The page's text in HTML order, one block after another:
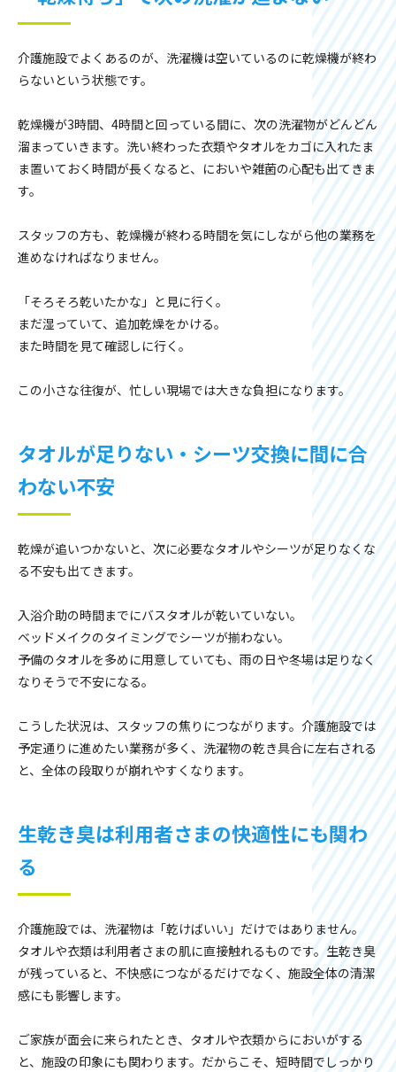
介護施設でよくあるのが、洗濯機は空いているのに乾燥機が終わ
らないという状態です。
乾燥機が3時間、4時間と回っている間に、次の洗濯物がどんどん
溜まっていきます。洗い終わった衣類やタオルをカゴに入れたま
ま置いておく時間が長くなると、においや雑菌の心配も出てきま
す。
スタッフの方も、乾燥機が終わる時間を気にしながら他の業務を
進めなければなりません。
「そろそろ乾いたかな」と見に行く。
まだ湿っていて、追加乾燥をかける。
また時間を見て確認しに行く。
この小さな往復が、忙しい現場では大きな負担になります。
タオルが足りない・シーツ交換に間に合
わない不安
乾燥が追いつかないと、次に必要なタオルやシーツが足りなくな
る不安も出てきます。
入浴介助の時間までにバスタオルが乾いていない。
ベッドメイクのタイミングでシーツが揃わない。
予備のタオルを多めに用意していても、雨の日や冬場は足りなく
なりそうで不安になる。
こうした状況は、スタッフの焦りにつながります。介護施設では
予定通りに進めたい業務が多く、洗濯物の乾き具合に左右される
と、全体の段取りが崩れやすくなります。
生乾き臭は利用者さまの快適性にも関わ
る
介護施設では、洗濯物は「乾けばいい」だけではありません。
タオルや衣類は利用者さまの肌に直接触れるものです。生乾き臭
が残っていると、不快感につながるだけでなく、施設全体の清潔
感にも影響します。
ご家族が面会に来られたとき、タオルや衣類からにおいがする
と、施設の印象にも関わります。だからこそ、短時間でしっかり